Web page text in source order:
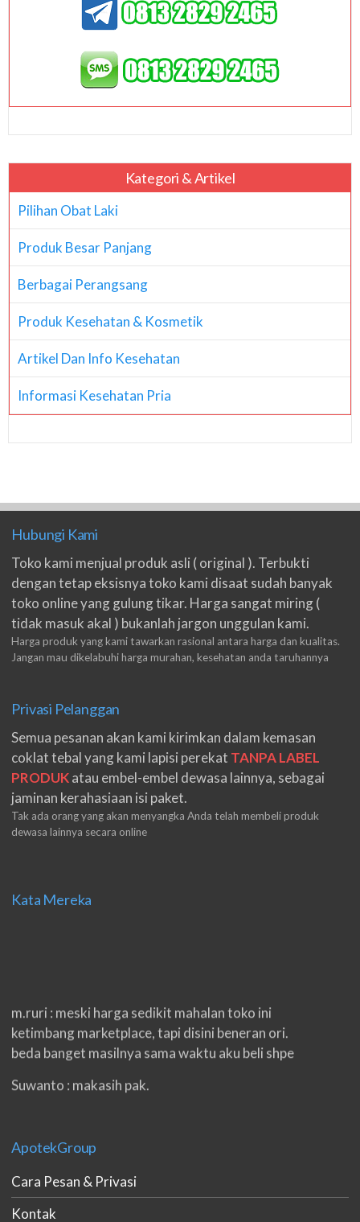
Kategori & Artikel
Pilihan Obat Laki
Produk Besar Panjang
Berbagai Perangsang
Produk Kesehatan & Kosmetik
Artikel Dan Info Kesehatan
Informasi Kesehatan Pria
Hubungi Kami
Toko kami menjual produk asli ( original ). Terbukti
dengan tetap eksisnya toko kami disaat sudah banyak
toko online yang gulung tikar. Harga sangat miring (
tidak masuk akal ) bukanlah jargon unggulan kami.
Harga produk yang kami tawarkan rasional antara harga dan kualitas.
Jangan mau dikelabuhi harga murahan, kesehatan anda taruhannya
Privasi Pelanggan
Semua pesanan akan kami kirimkan dalam kemasan
coklat tebal yang kami lapisi perekat TANPA LABEL
PRODUKatau embel-embel dewasa lainnya, sebagai
jaminan kerahasiaan isi paket.
Tak ada orang yang akan menyangka Anda telah membeli produk
dewasa lainnya secara online
Kata Mereka
m.ruri : meski harga sedikit mahalan toko ini
ketimbang marketplace, tapi disini beneran ori.
beda banget masilnya sama waktu aku beli shpe
Suwanto : makasih pak.
produknya. tetep jaga kualitas ya gan.
eko padang : ko brang udh sampek, kan bru 2 hri
gan. cpet bgt
ApotekGroup
Cara Pesan & Privasi
Kontak